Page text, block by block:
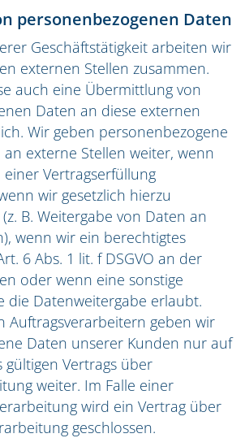
personenbezogenen Daten
Geschäftstätigkeit arbeiten wir
externen Stellen zusammen.
auch eine Übermittlung von
Daten an diese externen
Wir geben personenbezogene
externe Stellen weiter, wenn
Vertragserfüllung
wir gesetzlich hierzu
B. Weitergabe von Daten an
wenn wir ein berechtigtes
6 Abs. 1 lit. f DSGVO an der
oder wenn eine sonstige
die Datenweitergabe erlaubt.
Auftragsverarbeitern geben wir
Daten unserer Kunden nur auf
gültigen Vertrags über
weiter. Im Falle einer
wird ein Vertrag über
geschlossen.